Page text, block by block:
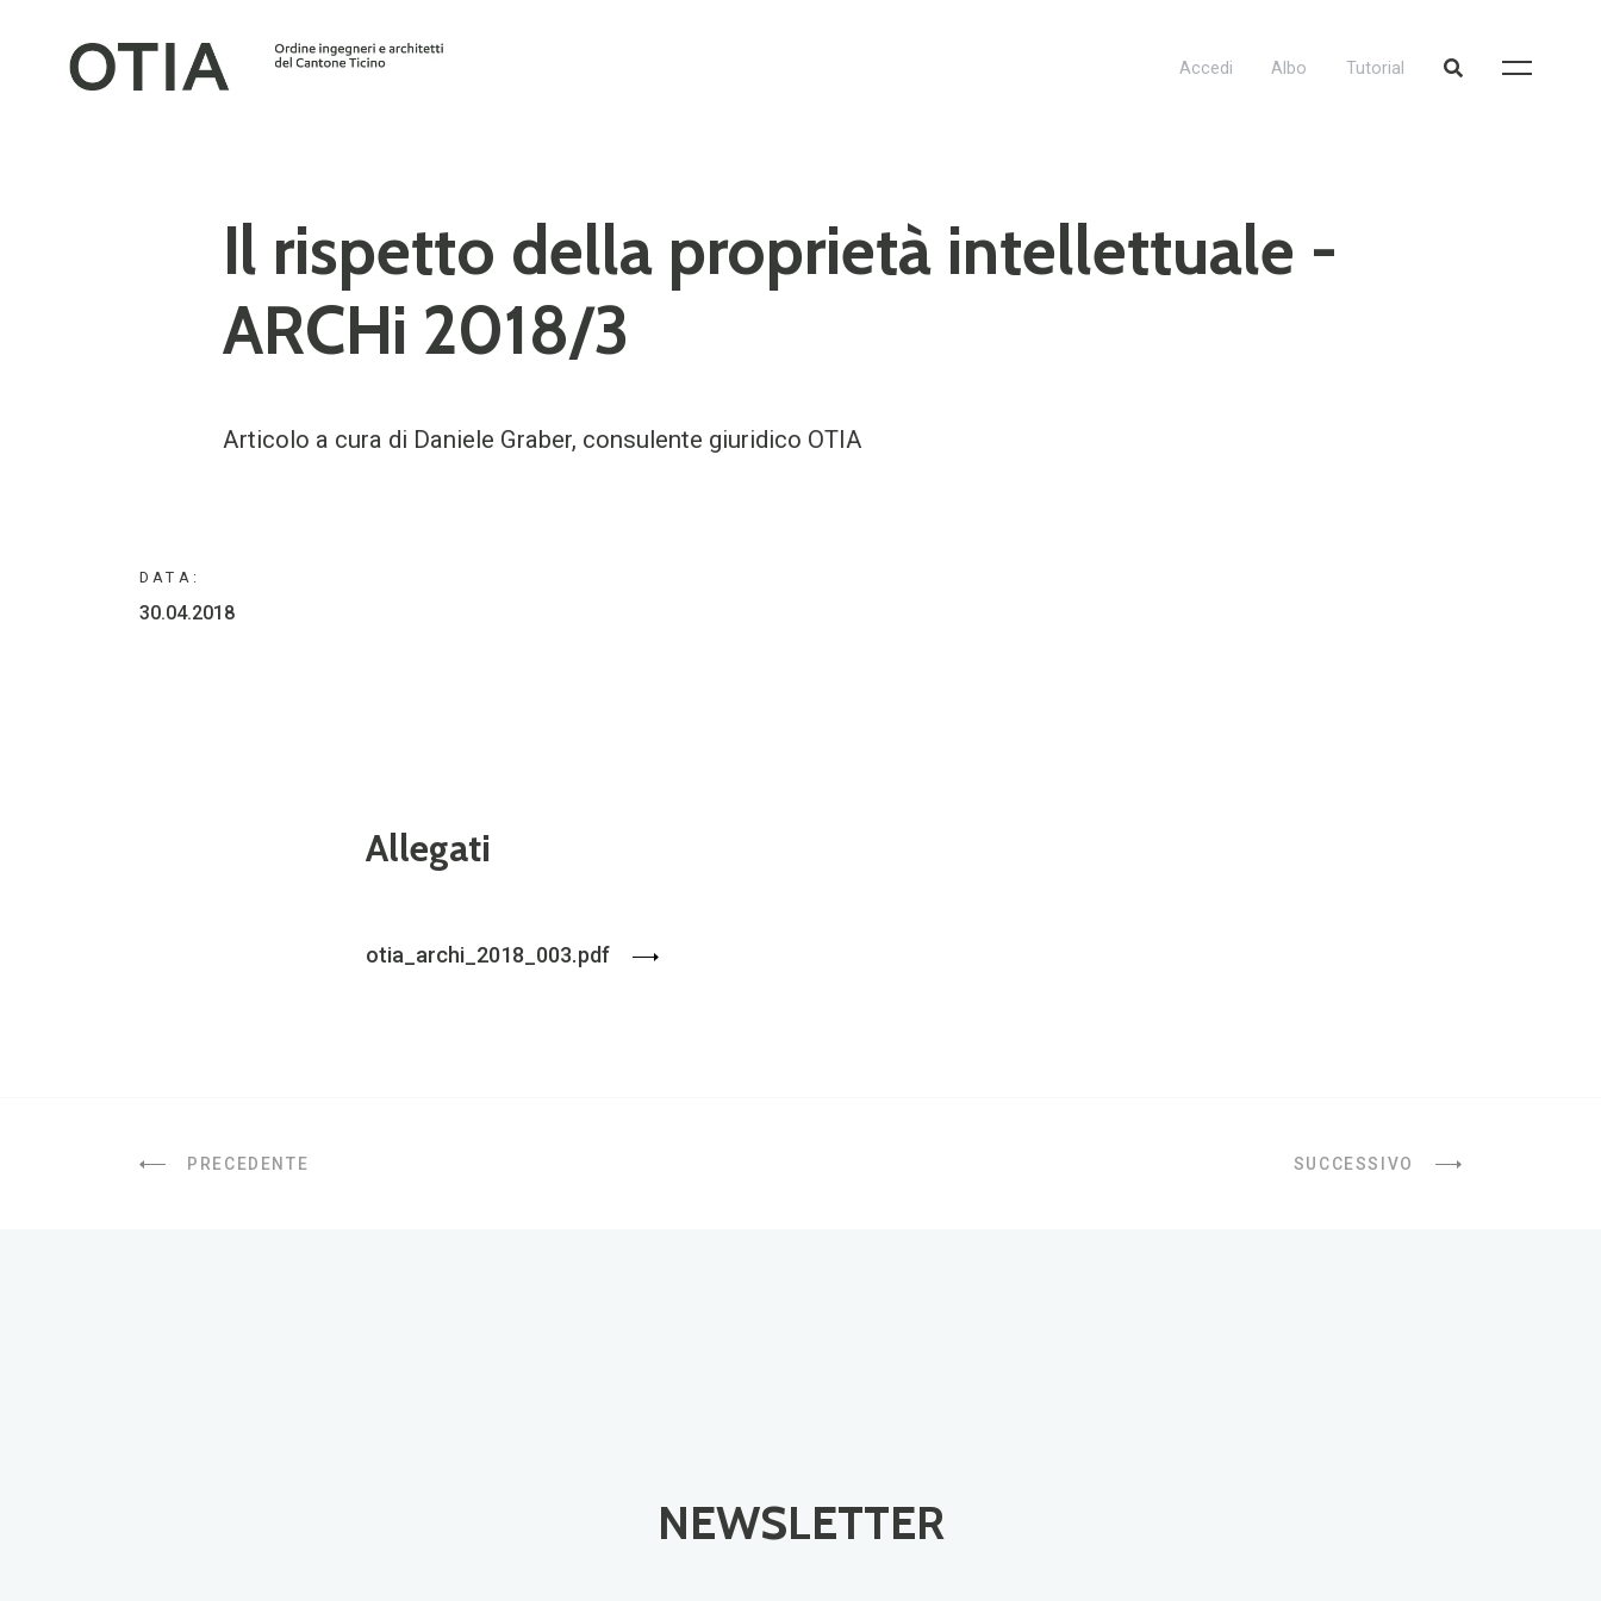
Accedi Albo Tutorial
Il rispetto della proprietà intellettuale -
ARCHi 2018/3
Articolo a cura di Daniele Graber, consulente giuridico OTIA
DATA:
30.04.2018
Allegati
otia_archi_2018_003.pdf
PRECEDENTE SUCCESSIVO
NEWSLETTER